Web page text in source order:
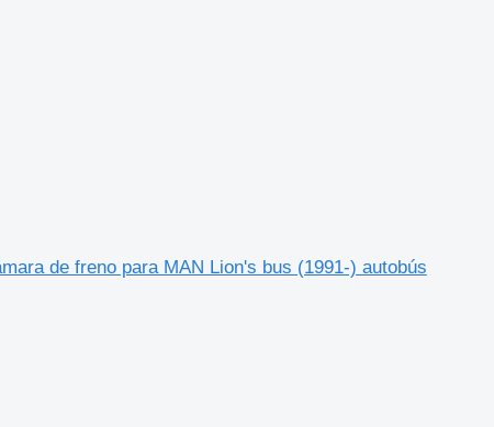
de freno para MAN Lion's bus (1991-) autobús